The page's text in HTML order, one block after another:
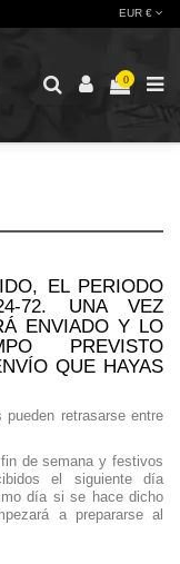
EUR €
0
EL PERIODO
72. UNA VEZ
ENVIADO Y LO
PREVISTO
QUE HAYAS
retrasarse entre
de semana y festivos
el siguiente día
día si se hace dicho
a prepararse al